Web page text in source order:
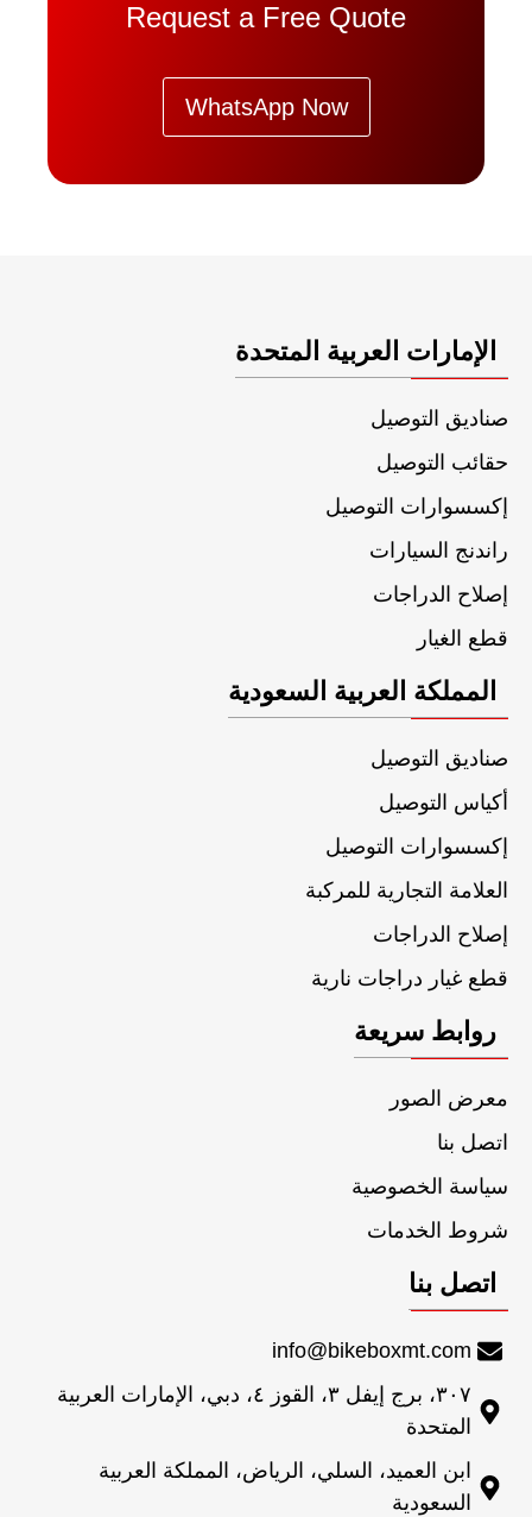
Request a Free Quote
WhatsApp Now
الإمارات العربية المتحدة
صناديق التوصيل
حقائب التوصيل
إكسسوارات التوصيل
راندنج السيارات
إصلاح الدراجات
قطع الغيار
المملكة العربية السعودية
صناديق التوصيل
أكياس التوصيل
إكسسوارات التوصيل
العلامة التجارية للمركبة
إصلاح الدراجات
قطع غيار دراجات نارية
روابط سريعة
معرض الصور
اتصل بنا
سياسة الخصوصية
شروط الخدمات
اتصل بنا
info@bikeboxmt.com
٣٠٧، برج إيفل ٣، القوز ٤، دبي، الإمارات العربية
المتحدة
ابن العميد، السلي، الرياض، المملكة العربية
السعودية